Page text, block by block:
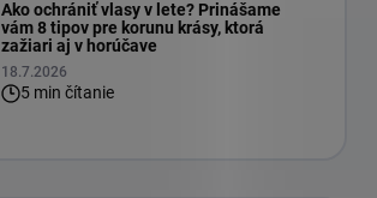
Ako ochrániť vlasy v lete? Prinášame
vám 8 tipov pre korunu krásy, ktorá
zažiari aj v horúčave
18.7.2026
5 min čítanie